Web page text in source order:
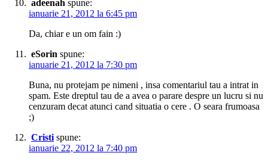
adeenah spune:
ianuarie 21, 2012 la 6:45 pm
Da, chiar e un om fain :)
eSorin spune:
ianuarie 21, 2012 la 7:30 pm
Buna, nu protejam pe nimeni , insa comentariul tau a intrat in
spam. Este dreptul tau de a avea o parare despre un lucru si nu
cenzuram decat atunci cand situatia o cere . O seara frumoasa
;)
Cristi spune:
ianuarie 22, 2012 la 7:40 pm